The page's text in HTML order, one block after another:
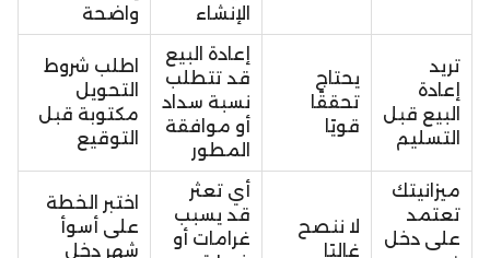
الإنشاء
واضحة
تريد
إعادة
البيع قبل
التسليم
يحتاج
تحققًا
قويًا
إعادة البيع
قد تتطلب
نسبة سداد
أو موافقة
المطور
اطلب شروط
التحويل
مكتوبة قبل
التوقيع
ميزانيتك
تعتمد
على دخل
لا ننصح
غالبًا
أي تعثر
قد يسبب
غرامات أو
اختبر الخطة
على أسوأ
شهر دخل